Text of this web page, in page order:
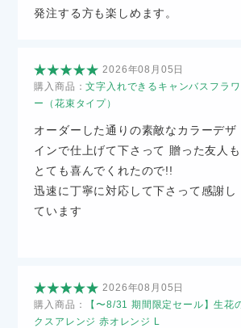
発注する方も楽しめます。
2026年08月05日
購入商品：文字入れできるキャンバスフラワ
ー（花束タイプ）
オーダーした通りの素敵なカラーデザ
インで仕上げて下さって 贈った友人も
とても喜んでくれたので!!
迅速に丁寧に対応して下さって感謝し
ています
2026年08月05日
購入商品：
【〜8/31 期間限定セール】生花
クスアレンジ 赤オレンジ L